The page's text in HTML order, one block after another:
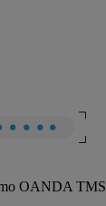
OANDA TMS